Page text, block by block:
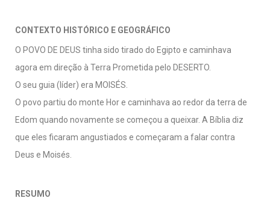
CONTEXTO HISTÓRICO E GEOGRÁFICO
O POVO DE DEUS tinha sido tirado do Egipto e caminhava
agora em direção à Terra Prometida pelo DESERTO.
O seu guia (líder) era MOISÉS.
O povo partiu do monte Hor e caminhava ao redor da terra de
Edom quando novamente se começou a queixar. A Bíblia diz
que eles ficaram angustiados e começaram a falar contra
Deus e Moisés.
RESUMO